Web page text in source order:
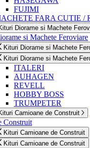
FUJIMI
FARA CUTIE /
Diorame si Machete
si Machete Feroviare
Kituri Diorame si Machete
Kituri Diorame si Machete
ITALERI
AUHAGEN
REVELL
HOBBY BOSS
TRUMPETER
Camioane de Construit
Construit
Kituri Camioane de Construit
Kituri Camioane de Construit